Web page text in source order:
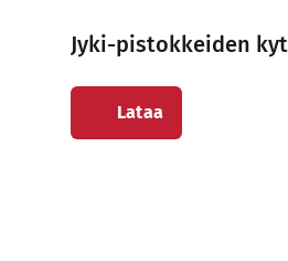
Jyki-pistokkeiden
Sivu avautuu uudessa
Lataa